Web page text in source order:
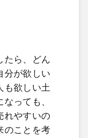
ら、どん
分が欲しい
も欲しい土
っても、
れやすいの
のことを考